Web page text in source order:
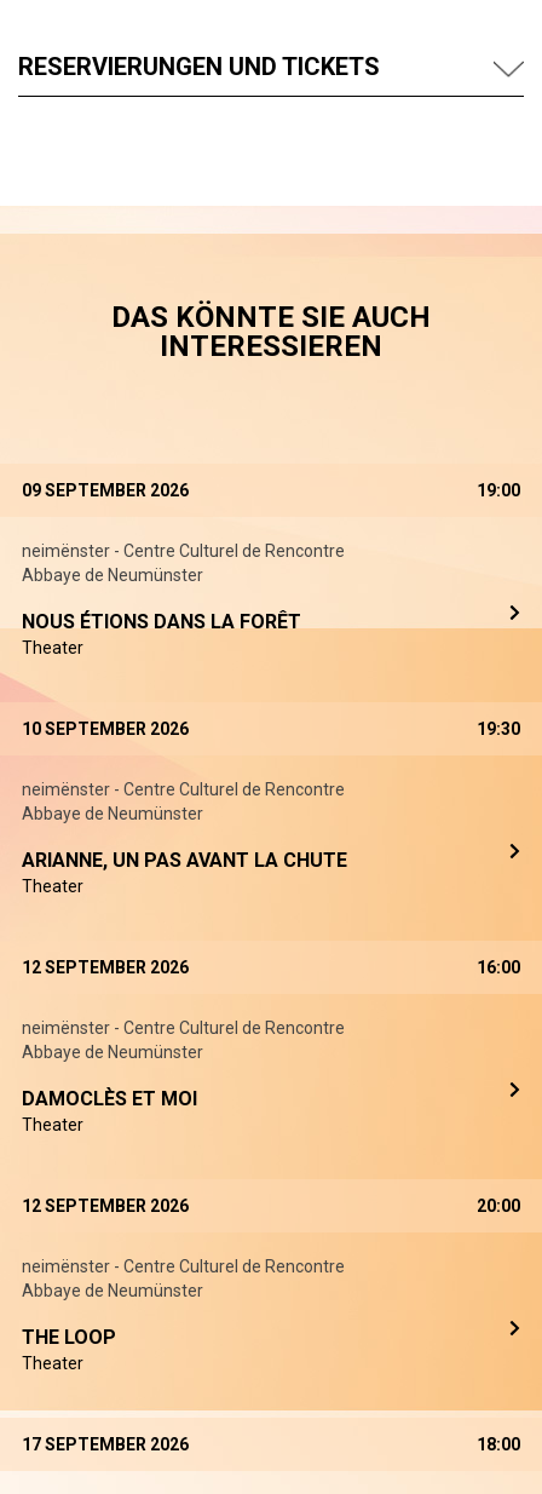
RESERVIERUNGEN UND TICKETS
DAS KÖNNTE SIE AUCH
INTERESSIEREN
09 SEPTEMBER 2026 19:00
neimënster - Centre Culturel de Rencontre
Abbaye de Neumünster
NOUS ÉTIONS DANS LA FORÊT
Theater
10 SEPTEMBER 2026 19:30
neimënster - Centre Culturel de Rencontre
Abbaye de Neumünster
ARIANNE, UN PAS AVANT LA CHUTE
Theater
12 SEPTEMBER 2026 16:00
neimënster - Centre Culturel de Rencontre
Abbaye de Neumünster
DAMOCLÈS ET MOI
Theater
12 SEPTEMBER 2026 20:00
neimënster - Centre Culturel de Rencontre
Abbaye de Neumünster
THE LOOP
Theater
17 SEPTEMBER 2026 18:00